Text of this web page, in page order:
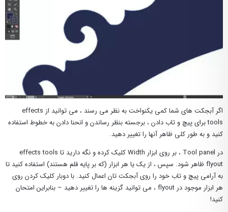
اگر آبجکت های شما کمی یکنواخت به نظر می رسند ، می توانید از effects
tools برای پیچ و تاب دادن ، برجسته بنظر رساندن و انحنا دادن به خطوط استفاده
کنید و به طور کلی ظاهر آنها را تغییر دهید.
در Tool panel ، بر روی ابزار Width کلیک کرده و نگه دارید تا effects tools
flyout ظاهر شود. سپس ، از یک یا هر ابزار (که بر پایه قلم هستند) استفاده کنید تا
به آرامی پیچ و تاب خود را روی آبجکت تان اعمال کنید. با دوبار کلیک کردن روی
هر ابزار موجود در flyout ، می توانید گزینه ها را تغییر دهید – بنابراین امتحان
کنید!